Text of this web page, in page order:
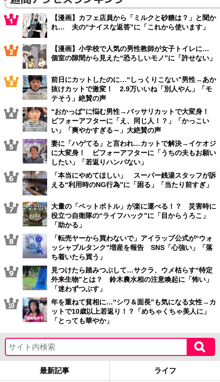
【漫画】カフェ店員から「ミルクと砂糖は？」と聞か
れ… 夫の“ナイスな返答”に「これから使います」
【漫画】小学校で人気の男性教師が女子トイレに…
個室の隙間から見えた“恐ろしいモノ”に「許せない」
前日にカットしたのに…“しっくりこない”男性→あか
抜けカットで激変！ 2.9万いいね「別人やん」「モ
テそう」絶賛の声
“おかっぱ”に悩む男性→バッサリカットで大変身！
ビフォーアフターに「え、同じ人！？」「かっこい
い」「爽やかすぎる～」大絶賛の声
妻に「ハゲてる」と言われ…カットで解決→イケオジ
に大変身！ ビフォーアフターに「うちの夫もお願い
したい」「若返りハンパない」
「本当にやめてほしい」 スーパー銭湯スタッフが訴
える“利用時のNG行為”に「困る」「当たり前すぎ」
大量の「ペットボトル」が楽に運べる！？ 災害時に
役立つ自衛隊の“ライフハック”に「目からうろこ」
「助かる」
「転売ヤーから買わないで」アイラップ公式が“ウォ
ッシャブルタンク”増産を報告 SNS「心強い」「落
ち着いたら買う」
見つけたら踏みつぶして…サクラ、ウメ枯らす“特定
外来生物”とは？ 鈴木農水相の注意喚起に「怖い」
「迷わずつぶす」
年を重ねて貧相に…“シワ＆面長”も気になる女性→カ
ットで10歳以上若返り！？「めちゃくちゃ美人に」
「とっても華やか」
最新記事 ライフ